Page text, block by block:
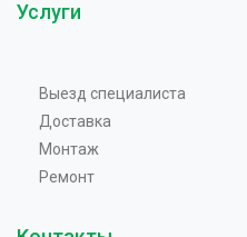
Услуги
Выезд специалиста
Доставка
Монтаж
Ремонт